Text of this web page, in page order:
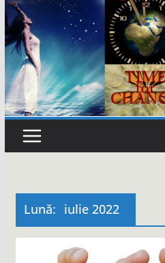
Lună: iulie 2022